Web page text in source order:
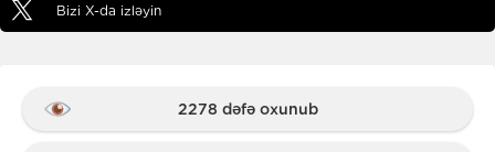
Bizi X-da izləyin
2278 dəfə oxunub